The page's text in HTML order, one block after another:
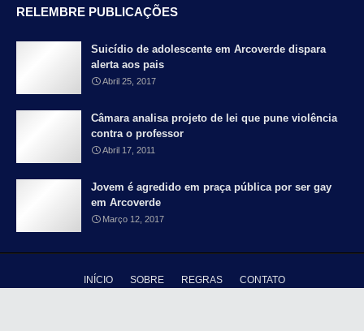
RELEMBRE PUBLICAÇÕES
Suicídio de adolescente em Arcoverde dispara
alerta aos pais
Abril 25, 2017
Câmara analisa projeto de lei que pune violência
contra o professor
Abril 17, 2011
Jovem é agredido em praça pública por ser gay
em Arcoverde
Março 12, 2017
INÍCIO SOBRE REGRAS CONTATO